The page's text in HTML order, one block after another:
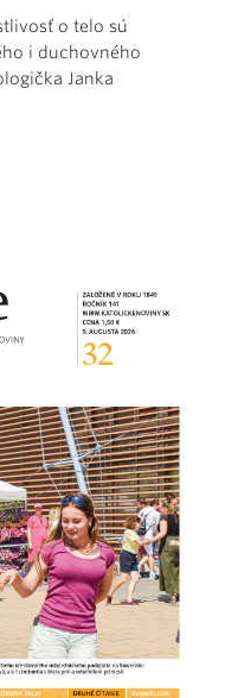
o telo sú
i duchovného
Janka